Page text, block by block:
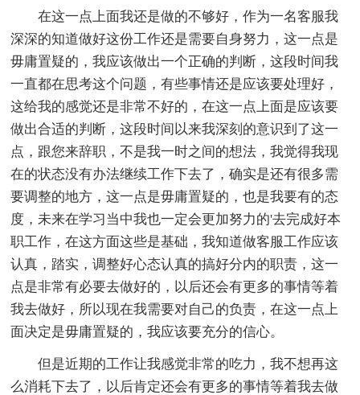
在这一点上面我还是做的不够好，作为一名客服我
深深的知道做好这份工作还是需要自身努力，这一点是
毋庸置疑的，我应该做出一个正确的判断，这段时间我
一直都在思考这个问题，有些事情还是应该要处理好，
这给我的感觉还是非常不好的，在这一点上面是应该要
做出合适的判断，这段时间以来我深刻的意识到了这一
点，跟您来辞职，不是我一时之间的想法，我觉得我现
在的状态没有办法继续工作下去了，确实是还有很多需
要调整的地方，这一点是毋庸置疑的，也是我要有的态
度，未来在学习当中我也一定会更加努力的'去完成好本
职工作，在这方面这些是基础，我知道做客服工作应该
认真，踏实，调整好心态认真的搞好分内的职责，这一
点是非常有必要去做好的，以后还会有更多的事情等着
我去做好，所以现在我需要对自己的负责，在这一点上
面决定是毋庸置疑的，我应该要充分的信心。
但是近期的工作让我感觉非常的吃力，我不想再这
么消耗下去了，以后肯定还会有更多的事情等着我去做